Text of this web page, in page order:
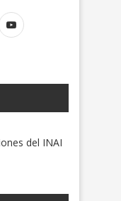
del INAI